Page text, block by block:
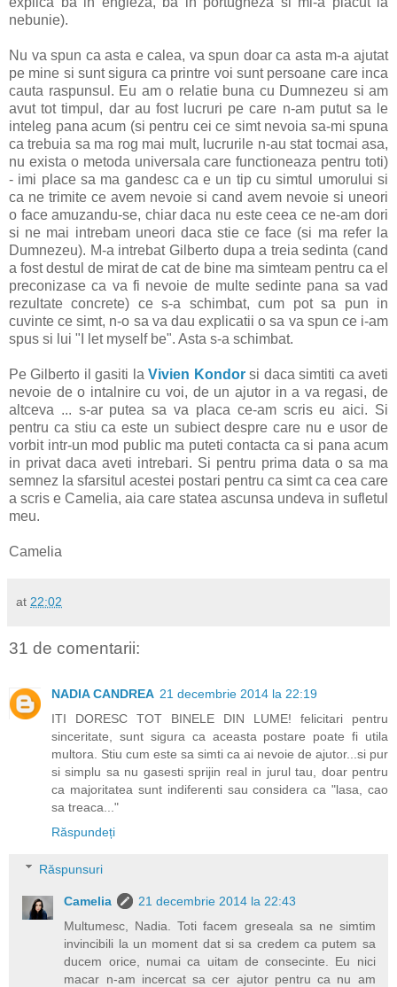
nebunie).
Nu va spun ca asta e calea, va spun doar ca asta m-a ajutat
pe mine si sunt sigura ca printre voi sunt persoane care inca
cauta raspunsul. Eu am o relatie buna cu Dumnezeu si am
avut tot timpul, dar au fost lucruri pe care n-am putut sa le
inteleg pana acum (si pentru cei ce simt nevoia sa-mi spuna
ca trebuia sa ma rog mai mult, lucrurile n-au stat tocmai asa,
nu exista o metoda universala care functioneaza pentru toti)
- imi place sa ma gandesc ca e un tip cu simtul umorului si
ca ne trimite ce avem nevoie si cand avem nevoie si uneori
o face amuzandu-se, chiar daca nu este ceea ce ne-am dori
si ne mai intrebam uneori daca stie ce face (si ma refer la
Dumnezeu). M-a intrebat Gilberto dupa a treia sedinta (cand
a fost destul de mirat de cat de bine ma simteam pentru ca el
preconizase ca va fi nevoie de multe sedinte pana sa vad
rezultate concrete) ce s-a schimbat, cum pot sa pun in
cuvinte ce simt, n-o sa va dau explicatii o sa va spun ce i-am
spus si lui "I let myself be". Asta s-a schimbat.
Pe Gilberto il gasiti laVivien Kondorsi daca simtiti ca aveti
nevoie de o intalnire cu voi, de un ajutor in a va regasi, de
altceva ... s-ar putea sa va placa ce-am scris eu aici. Si
pentru ca stiu ca este un subiect despre care nu e usor de
vorbit intr-un mod public ma puteti contacta ca si pana acum
in privat daca aveti intrebari. Si pentru prima data o sa ma
semnez la sfarsitul acestei postari pentru ca simt ca cea care
a scris e Camelia, aia care statea ascunsa undeva in sufletul
meu.
Camelia
at 22:02
31 de comentarii:
NADIA CANDREA 21 decembrie 2014 la 22:19
ITI DORESC TOT BINELE DIN LUME! felicitari pentru
sinceritate, sunt sigura ca aceasta postare poate fi utila
multora. Stiu cum este sa simti ca ai nevoie de ajutor...si pur
si simplu sa nu gasesti sprijin real in jurul tau, doar pentru
ca majoritatea sunt indiferenti sau considera ca "lasa, cao
sa treaca..."
Răspundeți
Răspunsuri
Camelia
21 decembrie 2014 la 22:43
Multumesc, Nadia. Toti facem greseala sa ne simtim
invincibili la un moment dat si sa credem ca putem sa
ducem orice, numai ca uitam de consecinte. Eu nici
macar n-am incercat sa cer ajutor pentru ca nu am